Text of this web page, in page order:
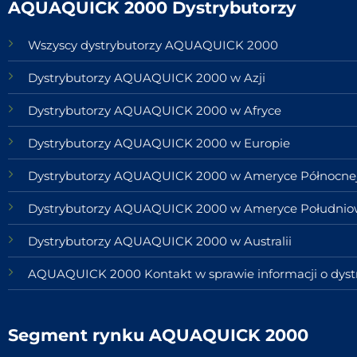
AQUAQUICK 2000 Dystrybutorzy
Wszyscy dystrybutorzy AQUAQUICK 2000
Dystrybutorzy AQUAQUICK 2000 w Azji
Dystrybutorzy AQUAQUICK 2000 w Afryce
Dystrybutorzy AQUAQUICK 2000 w Europie
Dystrybutorzy AQUAQUICK 2000 w Ameryce
Dystrybutorzy AQUAQUICK 2000 w Ameryce
Dystrybutorzy AQUAQUICK 2000 w Australii
AQUAQUICK 2000 Kontakt w sprawie informacji o
Segment rynku AQUAQUICK 2000